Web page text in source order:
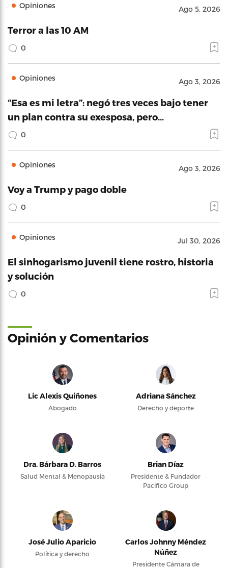
Opiniones Ago 5, 2026
Terror a las 10 AM
0
Opiniones Ago 3, 2026
“Esa es mi letra”: negó tres veces bajo tener
un plan contra su exesposa, pero…
0
Opiniones Ago 3, 2026
Voy a Trump y pago doble
0
Opiniones Jul 30, 2026
El sinhogarismo juvenil tiene rostro, historia
y solución
0
Opinión y Comentarios
Lic Alexis Quiñones
Abogado
Adriana Sánchez
Derecho y deporte
Dra. Bárbara D. Barros
Salud Mental & Menopausia
Brian Díaz
Presidente & Fundador
Pacifico Group
José Julio Aparicio
Política y derecho
Carlos Johnny Méndez
Núñez
Presidente Cámara de